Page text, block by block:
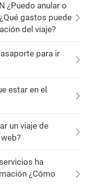
¿Puedo anular o
gastos puede
del viaje?
para ir
estar en el
un viaje de
ha
¿Cómo